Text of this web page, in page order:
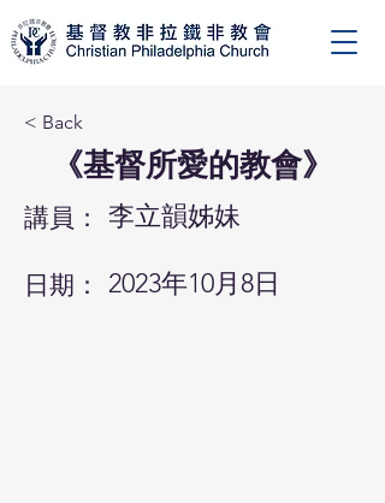
< Back
《基督所愛的教會》
講員： 李立韻姊妹
日期： 2023年10月8日